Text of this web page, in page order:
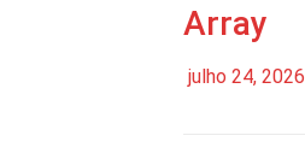
Array
julho 24, 2026